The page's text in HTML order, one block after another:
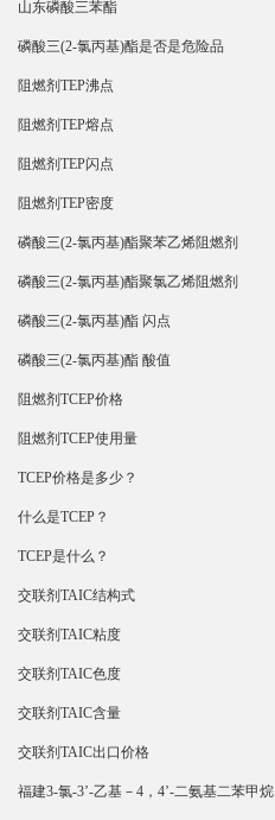
山东磷酸三苯酯
磷酸三(2-氯丙基)酯是否是危险品
阻燃剂TEP沸点
阻燃剂TEP熔点
阻燃剂TEP闪点
阻燃剂TEP密度
磷酸三(2-氯丙基)酯聚苯乙烯阻燃剂
磷酸三(2-氯丙基)酯聚氯乙烯阻燃剂
磷酸三(2-氯丙基)酯 闪点
磷酸三(2-氯丙基)酯 酸值
阻燃剂TCEP价格
阻燃剂TCEP使用量
TCEP价格是多少？
什么是TCEP？
TCEP是什么？
交联剂TAIC结构式
交联剂TAIC粘度
交联剂TAIC色度
交联剂TAIC含量
交联剂TAIC出口价格
福建3-氯-3’-乙基－4，4’-二氨基二苯甲烷